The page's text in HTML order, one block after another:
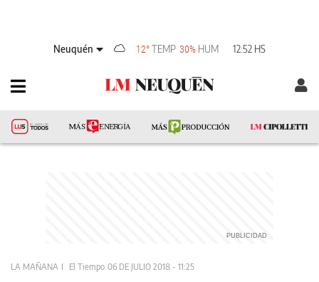
Neuquén 12°TEMP 30% HUM 12:52 HS
LA MAÑANA El Tiempo 06 DE JULIO 2018 - 11:25